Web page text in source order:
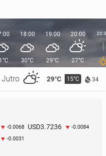
Jutro 29°C 15°C 34
18:00
30°C
19:00
29°C
20:00
27°C
-0.0068 USD3.7236 -0.0084
-0.0031